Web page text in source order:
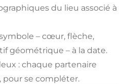
du lieu associé à
– cœur, flèche,
géométrique – à la date.
: chaque partenaire
se compléter.